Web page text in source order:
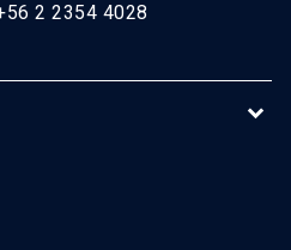
2 2354 4028